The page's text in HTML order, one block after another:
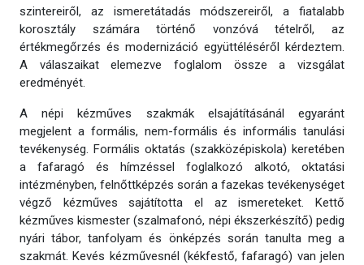
szintereiről, az ismeretátadás módszereiről, a fiatalabb
korosztály számára történő vonzóvá tételről, az
értékmegőrzés és modernizáció együttéléséről kérdeztem.
A válaszaikat elemezve foglalom össze a vizsgálat
eredményét.
A népi kézműves szakmák elsajátításánál egyaránt
megjelent a formális, nem-formális és informális tanulási
tevékenység. Formális oktatás (szakközépiskola) keretében
a fafaragó és hímzéssel foglalkozó alkotó, oktatási
intézményben, felnőttképzés során a fazekas tevékenységet
végző kézműves sajátította el az ismereteket. Kettő
kézműves kismester (szalmafonó, népi ékszerkészítő) pedig
nyári tábor, tanfolyam és önképzés során tanulta meg a
szakmát. Kevés kézművesnél (kékfestő, fafaragó) van jelen